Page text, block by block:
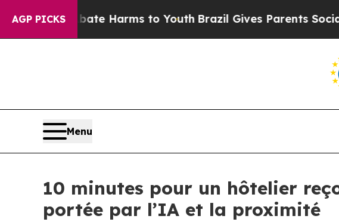
AGP PICKS
to Abate Harms to YouthBrazil Gives Parents Social
Menu
10 minutes pour un hôtelier
portée par l’IA et la proximité